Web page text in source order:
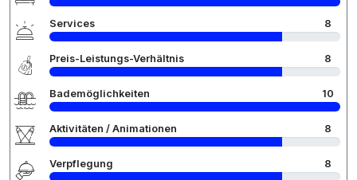
Services 8
Preis-Leistungs-Verhältnis 8
Bademöglichkeiten 10
Aktivitäten / Animationen 8
Verpflegung 8